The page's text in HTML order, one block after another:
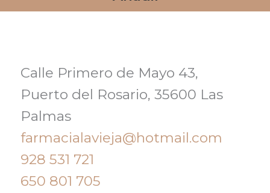
Calle Primero de Mayo 43,
Puerto del Rosario, 35600 Las
Palmas
farmacialavieja@hotmail.com
928 531 721
650 801 705